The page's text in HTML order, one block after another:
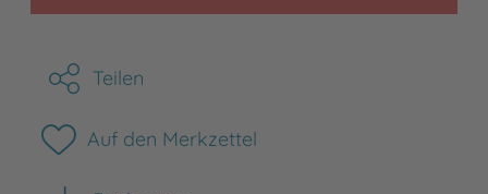
Teilen
Auf den Merkzettel